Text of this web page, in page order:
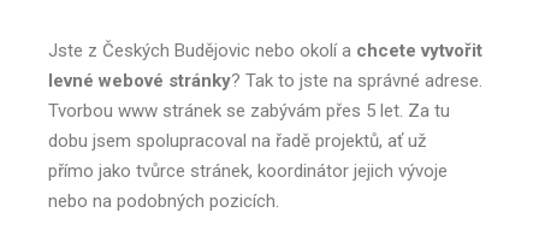
Jste z Českých Budějovic nebo okolí a chcete vytvořit
levné webové stránky? Tak to jste na správné adrese.
Tvorbou www stránek se zabývám přes 5 let. Za tu
dobu jsem spolupracoval na řadě projektů, ať už
přímo jako tvůrce stránek, koordinátor jejich vývoje
nebo na podobných pozicích.